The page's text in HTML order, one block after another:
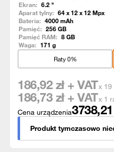
Ekran: 6.2 "
Aparat tylny: 64 x 12 x 12Mpx
Bateria: 4000mAh
Pamięć: 256GB
Pamięć RAM: 8GB
Waga: 171 g
Raty 0%
Cena urządzenia3738,21
186,92 zł + VATx 19
186,73 zł + VATx 1
Produkt tymczasowo